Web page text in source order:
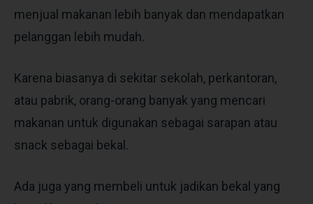
menjual makanan lebih banyak dan mendapatkan
pelanggan lebih mudah.
Karena biasanya di sekitar sekolah, perkantoran,
atau pabrik, orang-orang banyak yang mencari
makanan untuk digunakan sebagai sarapan atau
snack sebagai bekal.
Ada juga yang membeli untuk jadikan bekal yang